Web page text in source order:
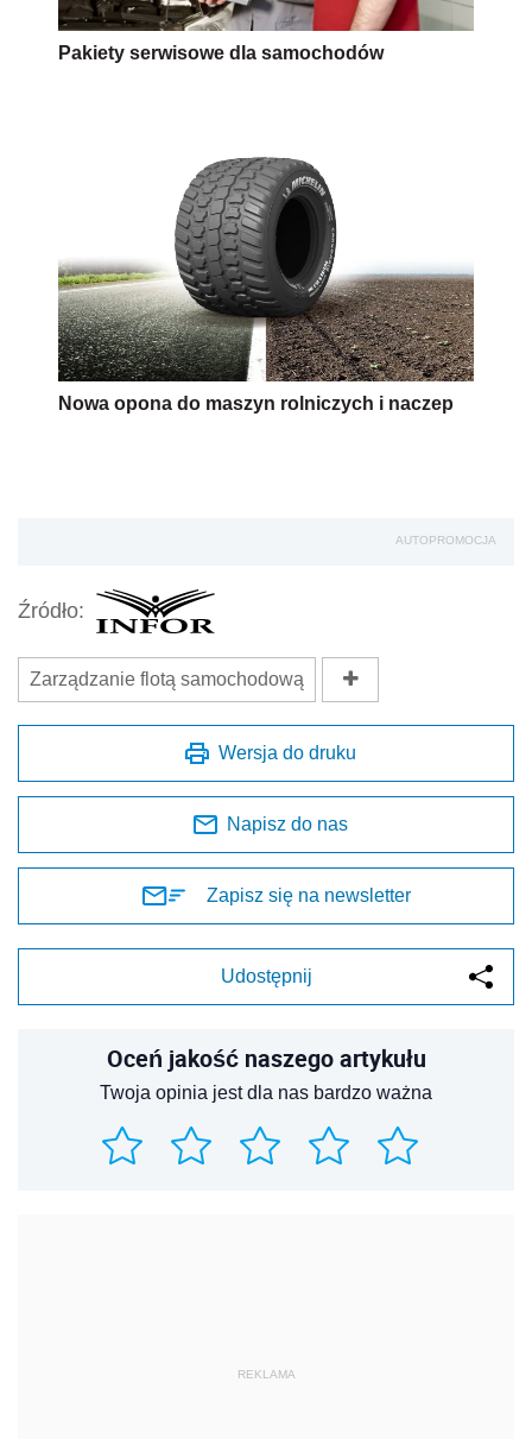
Pakiety serwisowe dla samochodów
Nowa opona do maszyn rolniczych i naczep
AUTOPROMOCJA
Źródło:
Zarządzanie flotą samochodową
Wersja do druku
Napisz do nas
Zapisz się na newsletter
Udostępnij
Oceń jakość naszego artykułu
Twoja opinia jest dla nas bardzo ważna
REKLAMA